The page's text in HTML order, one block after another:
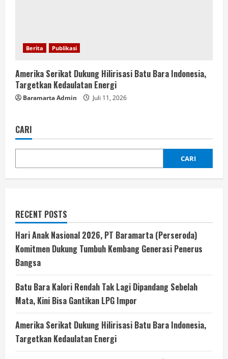
Berita Publikasi
Amerika Serikat Dukung Hilirisasi Batu Bara Indonesia,
Targetkan Kedaulatan Energi
Baramarta Admin Juli 11, 2026
CARI
CARI
RECENT POSTS
Hari Anak Nasional 2026, PT Baramarta (Perseroda)
Komitmen Dukung Tumbuh Kembang Generasi Penerus
Bangsa
Batu Bara Kalori Rendah Tak Lagi Dipandang Sebelah
Mata, Kini Bisa Gantikan LPG Impor
Amerika Serikat Dukung Hilirisasi Batu Bara Indonesia,
Targetkan Kedaulatan Energi